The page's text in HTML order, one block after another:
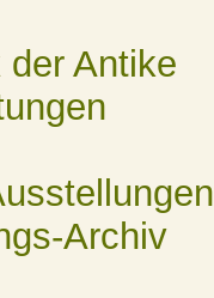
Antike
Archiv